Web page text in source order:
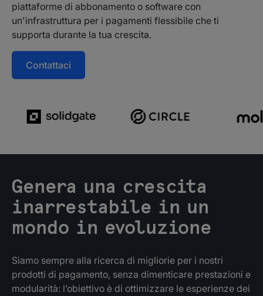
piattaforme di abbonamento o software con
un'infrastruttura per i pagamenti flessibile che ti
supporta durante la tua crescita.
Contattaci
Genera una crescita
inarrestabile in un
mondo in evoluzione
Siamo sempre alla ricerca di migliorie per i nostri
prodotti di pagamento, senza dimenticare prestazioni e
modularità: l’obiettivo è di ottimizzare le esperienze dei